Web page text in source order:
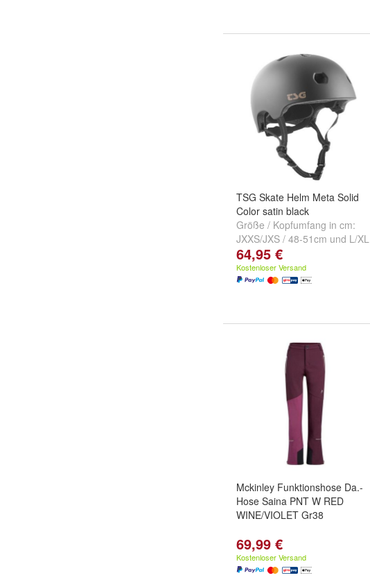
TSG Skate Helm Meta Solid
Color satin black
Größe / Kopfumfang in cm:
JXXS/JXS / 48-51cm und L/XL
/ 58-60cm
64,95 €
Kostenloser Versand
Mckinley Funktionshose Da.-
Hose Saina PNT W RED
WINE/VIOLET Gr38
69,99 €
Kostenloser Versand